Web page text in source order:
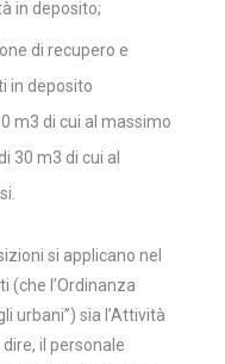
in deposito;
di recupero e
in deposito
m3 di cui al massimo
30 m3 di cui al
si applicano nel
(che l’Ordinanza
urbani”) sia l’Attività
il personale